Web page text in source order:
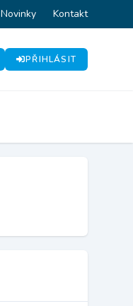
Novinky Kontakt
PŘIHLÁSIT